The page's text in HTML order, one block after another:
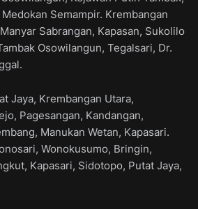
Semampir. Krembangan
Sabrangan, Kapasan, Sukolilo
Osowilangun, Tegalsari, Dr.
Jaya, Krembangan Utara,
Pagesangan, Kandangan,
Manukan Wetan, Kapasari.
Wonokusumo, Bringin,
Kapasari, Sidotopo, Putat Jaya,